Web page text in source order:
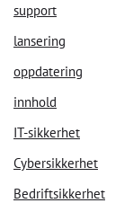
support
lansering
oppdatering
innhold
IT-sikkerhet
Cybersikkerhet
Bedriftsikkerhet